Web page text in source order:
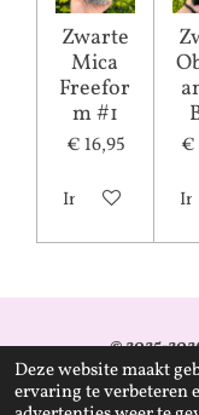
Deze website maakt
ervaring te verbeteren
Zwarte
Mica
Freefor
m #1
€ 16,95
In winkelwagen
€
In
© 2025-